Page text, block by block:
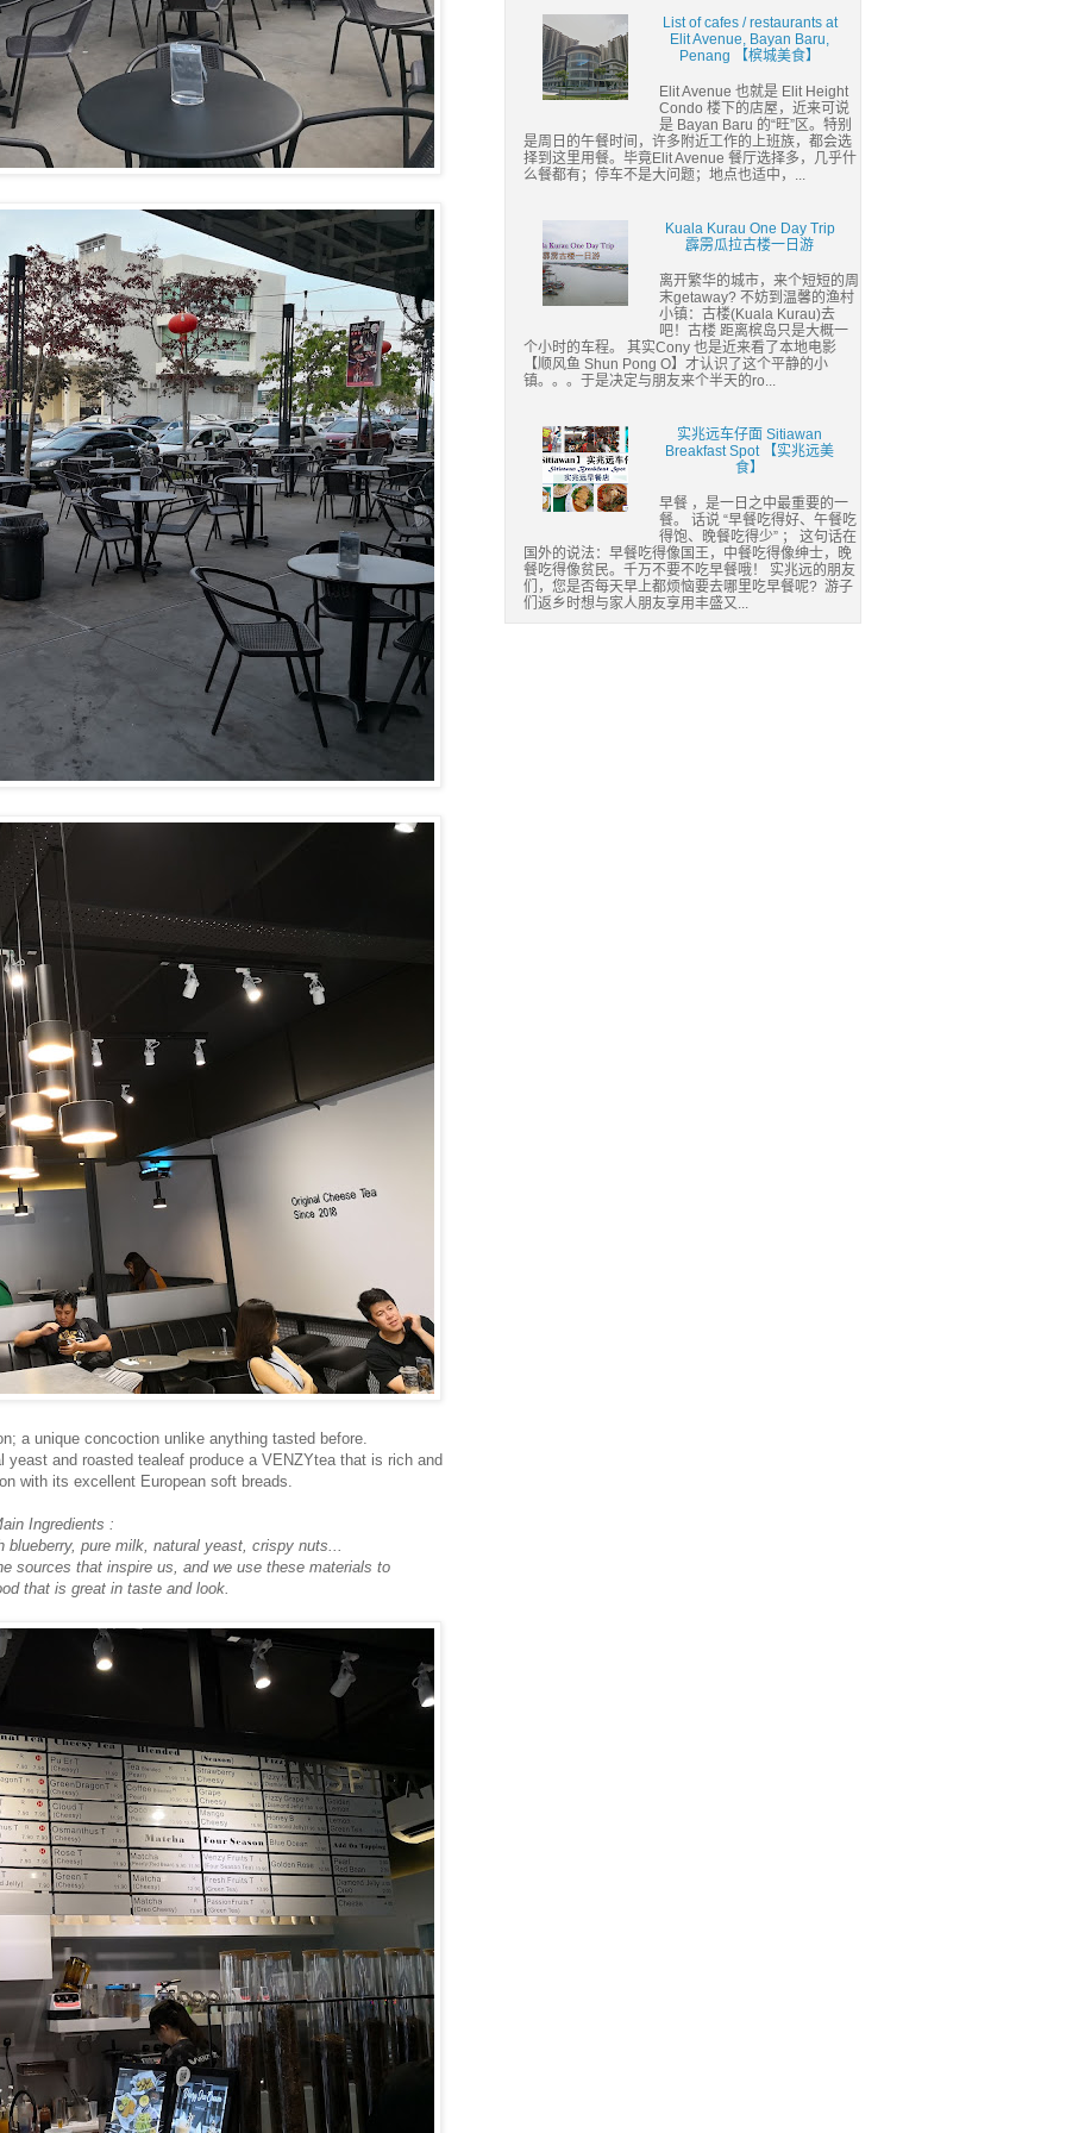
a unique concoction unlike anything tasted before.
and roasted tealeaf produce a VENZYtea that is rich and
with its excellent European soft breads.
Ingredients :
pure milk, natural yeast, crispy nuts...
sources that inspire us, and we use these materials to
that is great in taste and look.
List of cafes / restaurants at
Elit Avenue, Bayan Baru,
Penang 【槟城美食】
Elit Avenue 也就是 Elit Height
Condo 楼下的店屋，近来可说
是 Bayan Baru 的“旺”区。特别
是周日的午餐时间，许多附近工作的上班族，都会选
择到这里用餐。毕竟Elit Avenue 餐厅选择多，几乎什
么餐都有；停车不是大问题；地点也适中，...
Kuala Kurau One Day Trip
霹雳瓜拉古楼一日游
离开繁华的城市，来个短短的周
末getaway? 不妨到温馨的渔村
小镇：古楼(Kuala Kurau)去
吧！古楼 距离槟岛只是大概一
个小时的车程。 其实Cony 也是近来看了本地电影
【顺风鱼 Shun Pong O】才认识了这个平静的小
镇。。。于是决定与朋友来个半天的ro...
实兆远车仔面 Sitiawan
Breakfast Spot 【实兆远美
食】
早餐 ，是一日之中最重要的一
餐。 话说 “早餐吃得好、午餐吃
得饱、晚餐吃得少” ； 这句话在
国外的说法：早餐吃得像国王，中餐吃得像绅士，晚
餐吃得像贫民。千万不要不吃早餐哦！ 实兆远的朋友
们，您是否每天早上都烦恼要去哪里吃早餐呢? 游子
们返乡时想与家人朋友享用丰盛又...